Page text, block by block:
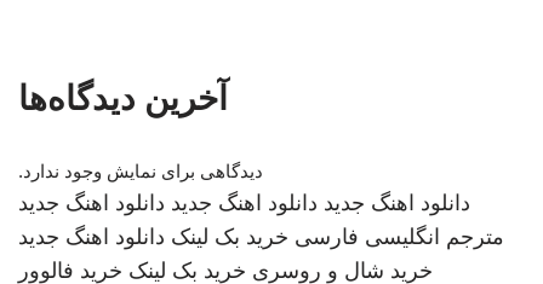
آخرین دیدگاه‌ها
دیدگاهی برای نمایش وجود ندارد.
دانلود اهنگ جدید دانلود اهنگ جدید دانلود اهنگ جدید
مترجم انگلیسی فارسی خرید بک لینک دانلود اهنگ جدید
خرید شال و روسری خرید بک لینک خرید فالوور